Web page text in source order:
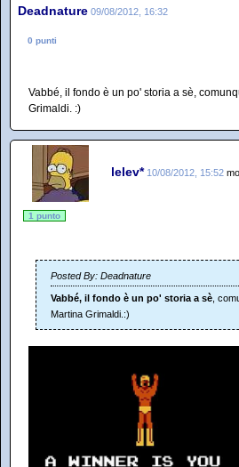
Deadnature 09/08/2012, 16:32
0 punti
Vabbé, il fondo è un po' storia a sè,
Grimaldi. :)
lelev* 10/08/2012, 15:52
1 punto
Posted By: Deadnature
Vabbé, il fondo è un po' storia a sè ,
Martina Grimaldi.:)